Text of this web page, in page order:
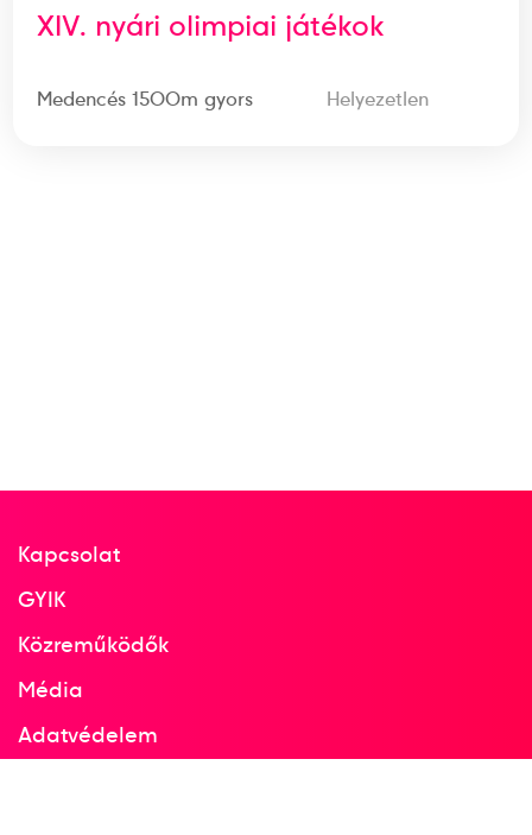
XIV. nyári olimpiai játékok
Medencés 1500m gyors Helyezetlen
Kapcsolat
GYIK
Közreműködők
Média
Adatvédelem